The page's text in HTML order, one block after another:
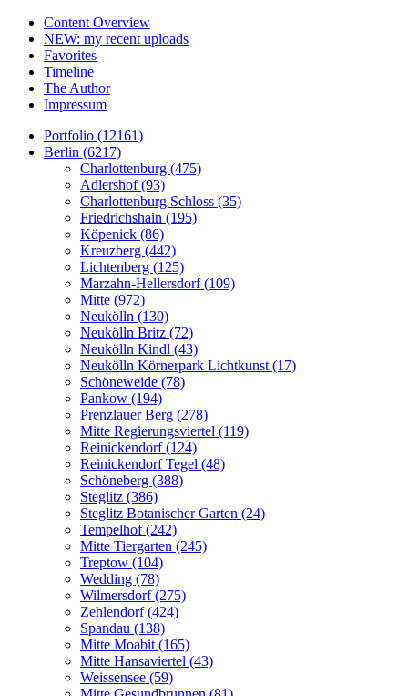
Content Overview
NEW: my recent uploads
Favorites
Timeline
The Author
Impressum
Portfolio (12161)
Berlin (6217)
Charlottenburg (475)
Adlershof (93)
Charlottenburg Schloss (35)
Friedrichshain (195)
Köpenick (86)
Kreuzberg (442)
Lichtenberg (125)
Marzahn-Hellersdorf (109)
Mitte (972)
Neukölln (130)
Neukölln Britz (72)
Neukölln Kindl (43)
Neukölln Körnerpark Lichtkunst (17)
Schöneweide (78)
Pankow (194)
Prenzlauer Berg (278)
Mitte Regierungsviertel (119)
Reinickendorf (124)
Reinickendorf Tegel (48)
Schöneberg (388)
Steglitz (386)
Steglitz Botanischer Garten (24)
Tempelhof (242)
Mitte Tiergarten (245)
Treptow (104)
Wedding (78)
Wilmersdorf (275)
Zehlendorf (424)
Spandau (138)
Mitte Moabit (165)
Mitte Hansaviertel (43)
Weissensee (59)